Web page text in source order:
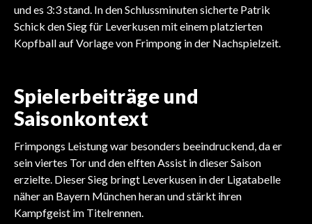
und es 3:3 stand. In den Schlussminuten sicherte Patrik
Schick den Sieg für Leverkusen mit einem platzierten
Kopfball auf Vorlage von Frimpong in der Nachspielzeit.
Spielerbeiträge und
Saisonkontext
Frimpongs Leistung war besonders beeindruckend, da er
sein viertes Tor und den elften Assist in dieser Saison
erzielte. Dieser Sieg bringt Leverkusen in der Ligatabelle
näher an Bayern München heran und stärkt ihren
Kampfgeist im Titelrennen.
BUNDESLIGA
Kölns atemberaubendes
BUNDESLIGA
BUNDESLIGA